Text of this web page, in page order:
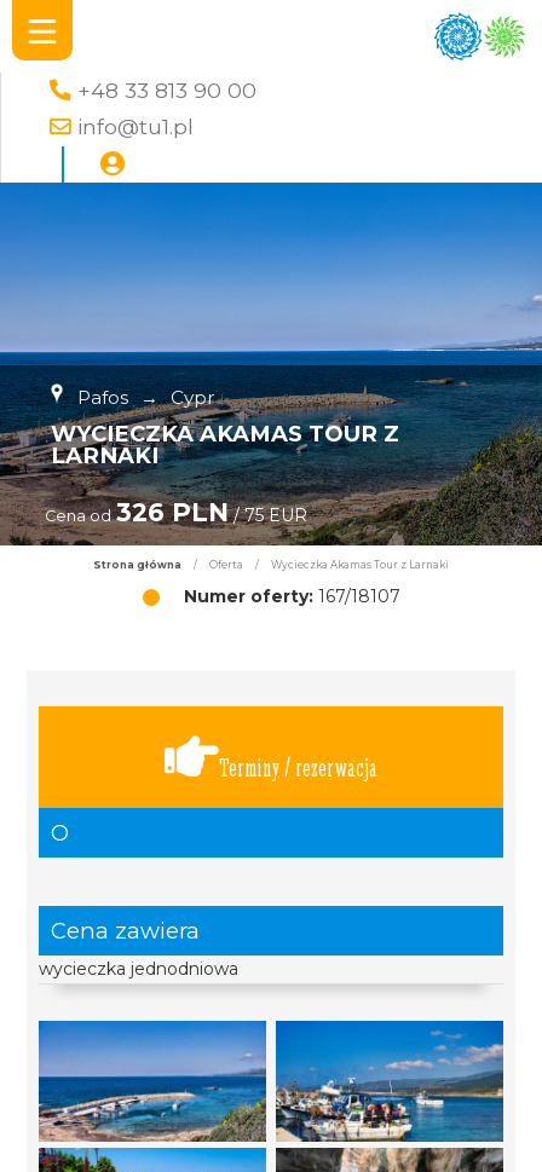
+48 33 813 90 00
info@tu1.pl
Pafos → Cypr
WYCIECZKA AKAMAS TOUR Z
LARNAKI
Cena od 326 PLN/ 75 EUR
Strona główna / Oferta / Wycieczka Akamas Tour z Larnaki
Numer oferty:167/18107
Terminy / rezerwacja
O
Cena zawiera
wycieczka jednodniowa